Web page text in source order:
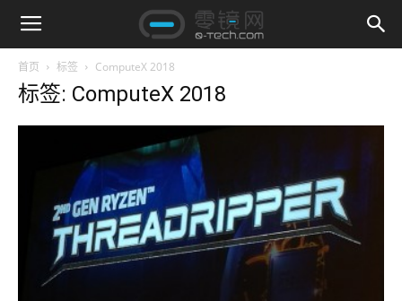
首页 标签 ComputeX 2018
标签: ComputeX 2018